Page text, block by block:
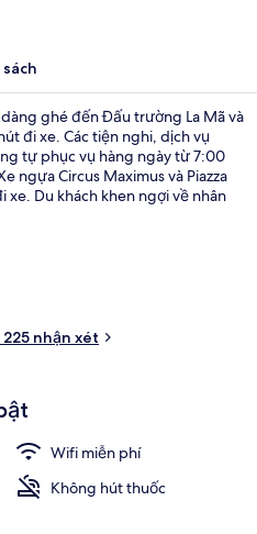
ghé đến Đấu trường La Mã và
đi xe. Các tiện nghi, dịch vụ
tự phục vụ hàng ngày từ 7:00
ngựa Circus Maximus và Piazza
xe. Du khách khen ngợi về nhân
Giovanni 11 phút và Ga Re di
nhận xét
Wifi miễn phí
Không hút thuốc